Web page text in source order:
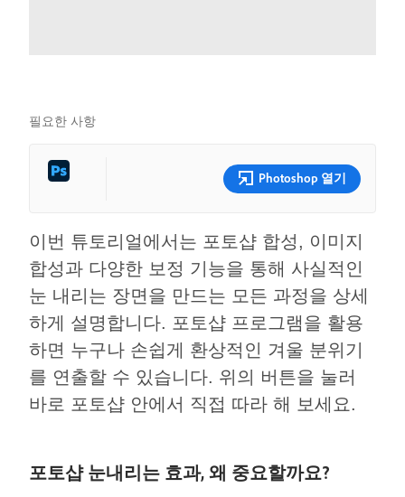
필요한 사항
Photoshop 열기
이번 튜토리얼에서는 포토샵 합성, 이미지
합성과 다양한 보정 기능을 통해 사실적인
눈 내리는 장면을 만드는 모든 과정을 상세
하게 설명합니다. 포토샵 프로그램을 활용
하면 누구나 손쉽게 환상적인 겨울 분위기
를 연출할 수 있습니다. 위의 버튼을 눌러
바로 포토샵 안에서 직접 따라 해 보세요.
포토샵 눈내리는 효과, 왜 중요할까요?